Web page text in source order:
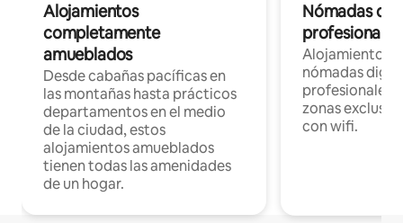
Alojamientos
completamente
amueblados
Desde cabañas pacíficas en
las montañas hasta prácticos
departamentos en el medio
de la ciudad, estos
alojamientos amueblados
tienen todas las amenidades
de un hogar.
Nómadas
Alojamientos
nómadas
profesionales
zonas
con wifi.